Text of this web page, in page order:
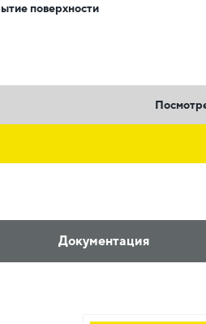
поверхности
Документация